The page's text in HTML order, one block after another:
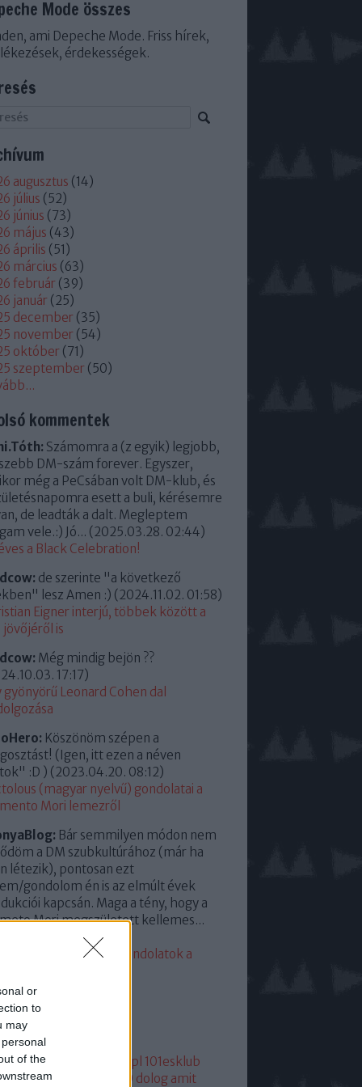
or
to
may
of the
Mode összes
ami Depeche Mode. Friss hírek,
érdekességek.
augusztus (14)
július (52)
június (73)
május (43)
április (51)
március (63)
február (39)
január (25)
december (35)
november (54)
október (71)
szeptember (50)
...
kommentek
Számomra a (z egyik) legjobb,
DM-szám forever. Egyszer,
még a PeCsában volt DM-klub, és
esett a buli, kérésemre
de leadták a dalt. Megleptem
vele.:) Jó... (2025.03.28. 02:44)
a Black Celebration!
de szerinte "a következő
lesz Amen :) (2024.11.02. 01:58)
Eigner interjú, többek között a
jövőjéről is
Még mindig bejön ??
17:17)
gyönyörű Leonard Cohen dal
Köszönöm szépen a
(Igen, itt ezen a néven
:D ) (2023.04.20. 08:12)
(magyar nyelvű) gondolatai a
Mori lemezről
Bár semmilyen módon nem
a DM szubkultúrához (már ha
létezik), pontosan ezt
gondolom én is az elmúlt évek
kapcsán. Maga a tény, hogy a
Mori megszületett kellemes...
15:35)
eddigi leggyengébb. Gondolatok a
20
1 1+2101 101dm.pl 101esklub
101 hang
10 dolog amit